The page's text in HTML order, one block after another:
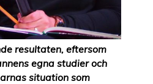
resultaten, eftersom
egna studier och
situation som